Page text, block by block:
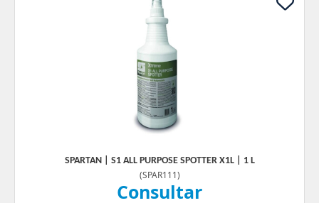
SPARTAN | S1 ALL PURPOSE SPOTTER X1L | 1 L
(SPAR111)
Consultar